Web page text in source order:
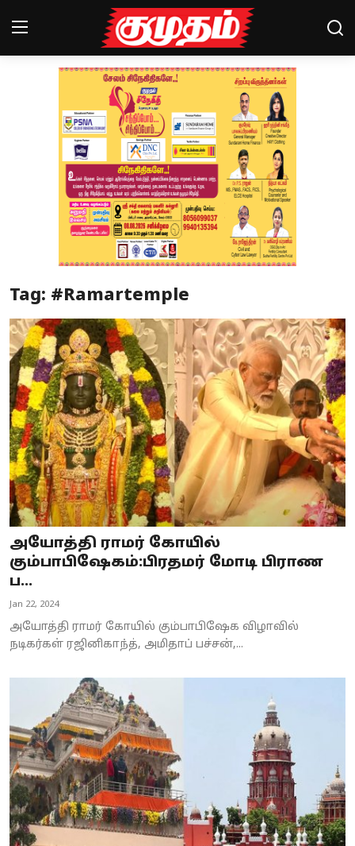
Magazines
Special Story
Business
Crime
Tamilnadu
National
World
Astrology
Spirituality
Weather
Tag: #Ramartemple
அயோத்தி ராமர் கோயில்
கும்பாபிஷேகம்:பிரதமர் மோடி பிராண
ப...
Jan 22, 2024
அயோத்தி ராமர் கோயில் கும்பாபிஷேக விழாவில்
நடிகர்கள் ரஜினிகாந்த், அமிதாப் பச்சன்,...